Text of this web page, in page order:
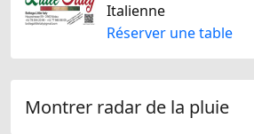
Italienne
Réserver une table
Montrer radar de la pluie